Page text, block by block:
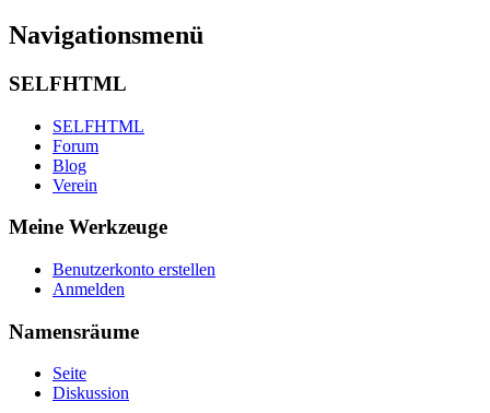
Navigationsmenü
SELFHTML
SELFHTML
Forum
Blog
Verein
Meine Werkzeuge
Benutzerkonto erstellen
Anmelden
Namensräume
Seite
Diskussion